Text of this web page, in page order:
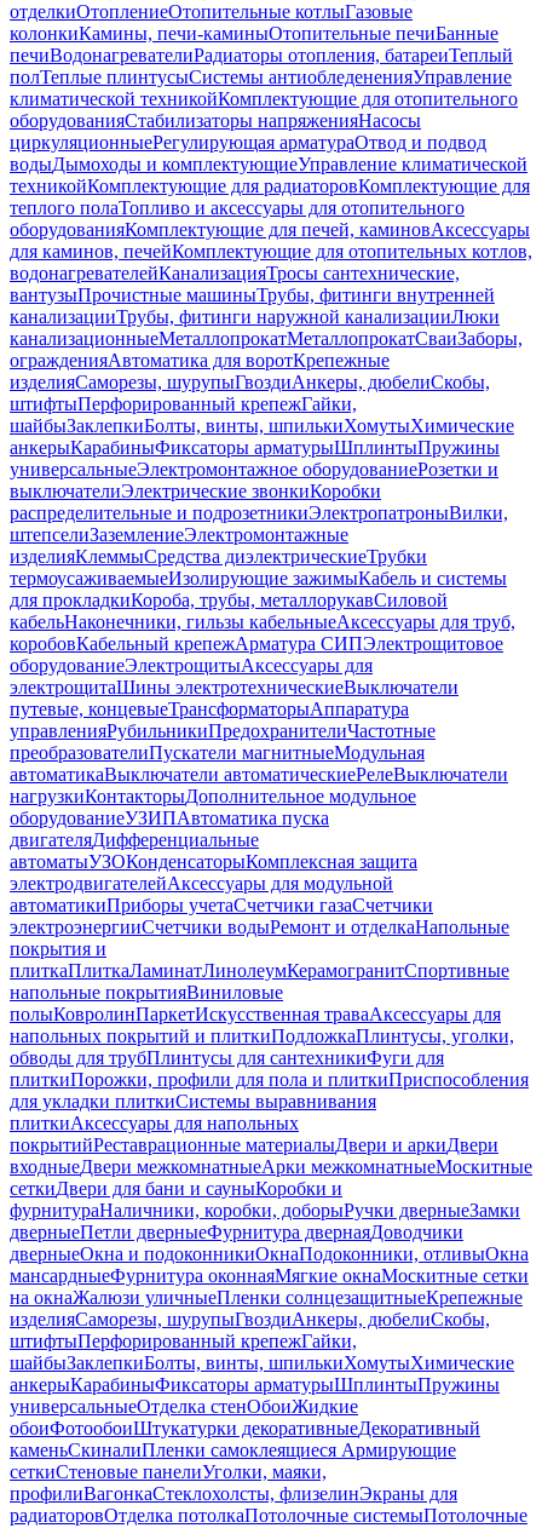
отделкиОтоплениеОтопительные котлыГазовые
колонкиКамины, печи-каминыОтопительные печиБанные
печиВодонагревателиРадиаторы отопления, батареиТеплый
полТеплые плинтусыСистемы антиобледененияУправление
климатической техникойКомплектующие для отопительного
оборудованияСтабилизаторы напряженияНасосы
циркуляционныеРегулирующая арматураОтвод и подвод
водыДымоходы и комплектующиеУправление климатической
техникойКомплектующие для радиаторовКомплектующие для
теплого полаТопливо и аксессуары для отопительного
оборудованияКомплектующие для печей, каминовАксессуары
для каминов, печейКомплектующие для отопительных котлов,
водонагревателейКанализацияТросы сантехнические,
вантузыПрочистные машиныТрубы, фитинги внутренней
канализацииТрубы, фитинги наружной канализацииЛюки
канализационныеМеталлопрокатМеталлопрокатСваиЗаборы,
огражденияАвтоматика для воротКрепежные
изделияСаморезы, шурупыГвоздиАнкеры, дюбелиСкобы,
штифтыПерфорированный крепежГайки,
шайбыЗаклепкиБолты, винты, шпилькиХомутыХимические
анкерыКарабиныФиксаторы арматурыШплинтыПружины
универсальныеЭлектромонтажное оборудованиеРозетки и
выключателиЭлектрические звонкиКоробки
распределительные и подрозетникиЭлектропатроныВилки,
штепселиЗаземлениеЭлектромонтажные
изделияКлеммыСредства диэлектрическиеТрубки
термоусаживаемыеИзолирующие зажимыКабель и системы
для прокладкиКороба, трубы, металлорукавСиловой
кабельНаконечники, гильзы кабельныеАксессуары для труб,
коробовКабельный крепежАрматура СИПЭлектрощитовое
оборудованиеЭлектрощитыАксессуары для
электрощитаШины электротехническиеВыключатели
путевые, концевыеТрансформаторыАппаратура
управленияРубильникиПредохранителиЧастотные
преобразователиПускатели магнитныеМодульная
автоматикаВыключатели автоматическиеРелеВыключатели
нагрузкиКонтакторыДополнительное модульное
оборудованиеУЗИПАвтоматика пуска
двигателяДифференциальные
автоматыУЗОКонденсаторыКомплексная защита
электродвигателейАксессуары для модульной
автоматикиПриборы учетаСчетчики газаСчетчики
электроэнергииСчетчики водыРемонт и отделкаНапольные
покрытия и
плиткаПлиткаЛаминатЛинолеумКерамогранитСпортивные
напольные покрытияВиниловые
полыКовролинПаркетИскусственная траваАксессуары для
напольных покрытий и плиткиПодложкаПлинтусы, уголки,
обводы для трубПлинтусы для сантехникиФуги для
плиткиПорожки, профили для пола и плиткиПриспособления
для укладки плиткиСистемы выравнивания
плиткиАксессуары для напольных
покрытийРеставрационные материалыДвери и аркиДвери
входныеДвери межкомнатныеАрки межкомнатныеМоскитные
сеткиДвери для бани и сауныКоробки и
фурнитураНаличники, коробки, доборыРучки дверныеЗамки
дверныеПетли дверныеФурнитура двернаяДоводчики
дверныеОкна и подоконникиОкнаПодоконники, отливыОкна
мансардныеФурнитура оконнаяМягкие окнаМоскитные сетки
на окнаЖалюзи уличныеПленки солнцезащитныеКрепежные
изделияСаморезы, шурупыГвоздиАнкеры, дюбелиСкобы,
штифтыПерфорированный крепежГайки,
шайбыЗаклепкиБолты, винты, шпилькиХомутыХимические
анкерыКарабиныФиксаторы арматурыШплинтыПружины
универсальныеОтделка стенОбоиЖидкие
обоиФотообоиШтукатурки декоративныеДекоративный
каменьСкиналиПленки самоклеящиеся Армирующие
сеткиСтеновые панелиУголки, маяки,
профилиВагонкаСтеклохолсты, флизелинЭкраны для
радиаторовОтделка потолкаПотолочные системыПотолочные